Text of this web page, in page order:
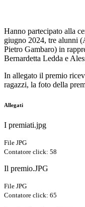
Hanno partecipato alla
giugno 2024, tre alunni (
Pietro Gambaro) in
Bernardetta Ledda e
In allegato il premio
ragazzi, la foto della
Allegati
I premiati.jpg
File JPG
Contatore click: 58
Il premio.JPG
File JPG
Contatore click: 65